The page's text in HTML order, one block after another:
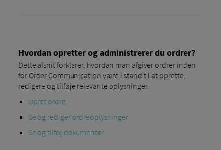
Hvordan opretter og administrerer du ordrer?
Dette afsnit forklarer, hvordan man afgiver ordrer inden
for Order Communication være i stand til at oprette,
redigere og tilføje relevante oplysninger.
Opret ordre
Se og rediger ordreoplysninger
Se og tilføj dokumenter